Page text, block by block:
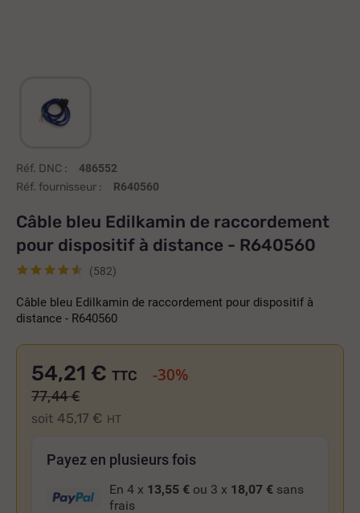
Réf. DNC : 486552
Réf. fournisseur : R640560
Câble bleu Edilkamin de raccordement
pour dispositif à distance - R640560
(582)
Câble bleu Edilkamin de raccordement pour dispositif à
distance - R640560
54,21 €
soit 45,17 € HT
TTC -30%
77,44 €
Payez en plusieurs fois
En 4 x 13,55 € ou 3 x 18,07 € sans
frais